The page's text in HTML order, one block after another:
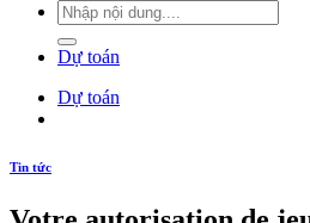
Dự toán
Dự toán
Tin tức